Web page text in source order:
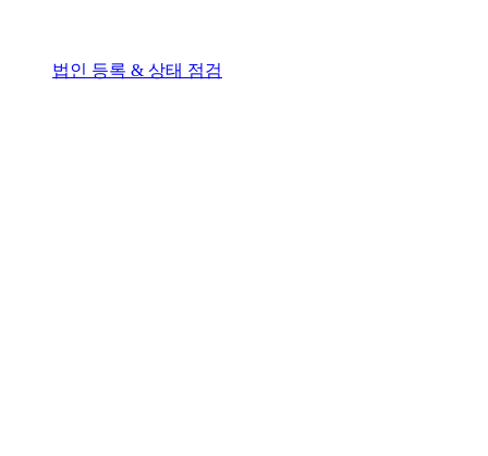
법인 등록 & 상태 점검